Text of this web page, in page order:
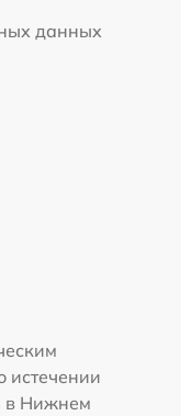
данных
истечении
в Нижнем